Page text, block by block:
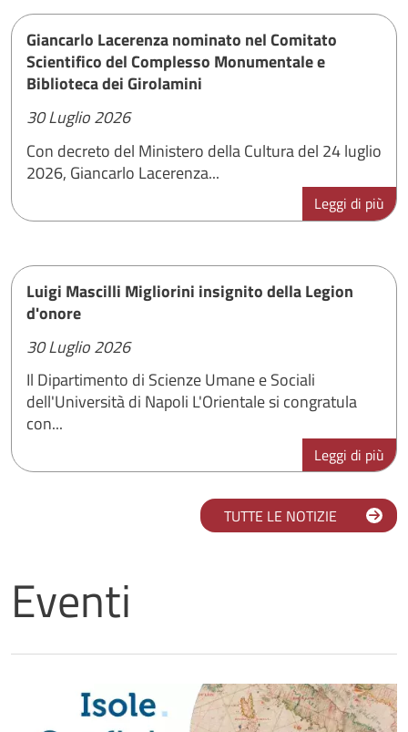
Giancarlo Lacerenza nominato nel Comitato
Scientifico del Complesso Monumentale e
Biblioteca dei Girolamini
30 Luglio 2026
Con decreto del Ministero della Cultura del 24 luglio
2026, Giancarlo Lacerenza...
Leggi di più
Luigi Mascilli Migliorini insignito della Legion
d'onore
30 Luglio 2026
Il Dipartimento di Scienze Umane e Sociali
dell'Università di Napoli L'Orientale si congratula
con...
Leggi di più
TUTTE LE NOTIZIE
Eventi